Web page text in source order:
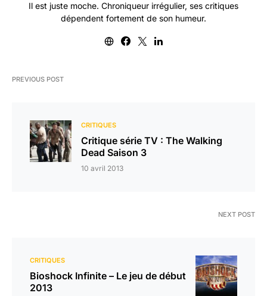
Il est juste moche. Chroniqueur irrégulier, ses critiques
dépendent fortement de son humeur.
PREVIOUS POST
CRITIQUES
Critique série TV : The Walking
Dead Saison 3
10 avril 2013
NEXT POST
CRITIQUES
Bioshock Infinite – Le jeu de début
2013